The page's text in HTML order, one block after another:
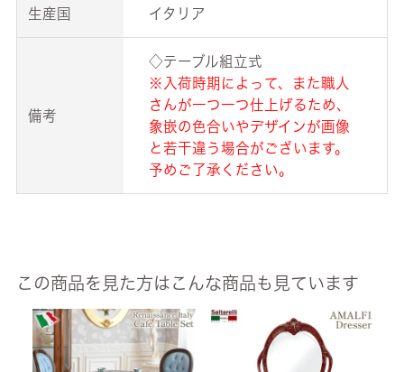
生産国 イタリア
備考
◇テーブル組立式
※入荷時期によって、また職人
さんが一つ一つ仕上げるため、
象嵌の色合いやデザインが画像
と若干違う場合がございます。
予めご了承ください。
この商品を見た方はこんな商品も見ています